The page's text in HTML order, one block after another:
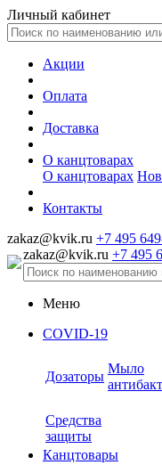
Личный кабинет
Акции
Оплата
Доставка
О канцтоварах
О канцтоварах
Контакты
zakaz@kvik.ru +7 495
zakaz@kvik.ru +7 495
Меню
COVID-19
Дозаторы
Мыло
Средства
защиты
Канцтовары